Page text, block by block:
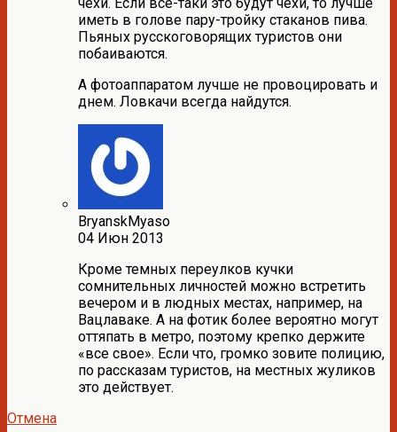
иметь в голове пару-тройку стаканов пива.
Пьяных русскоговорящих туристов они
побаиваются.
А фотоаппаратом лучше не провоцировать и
днем. Ловкачи всегда найдутся.
BryanskMyaso
04 Июн 2013
Кроме темных переулков кучки
сомнительных личностей можно встретить
вечером и в людных местах, например, на
Вацлаваке. А на фотик более вероятно могут
оттяпать в метро, поэтому крепко держите
«все свое». Если что, громко зовите полицию,
по рассказам туристов, на местных жуликов
это действует.
Отмена